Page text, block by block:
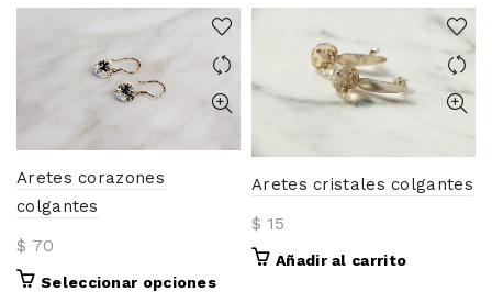
tiene
elegir
Aretes corazones
colgantes
$ 70
Seleccionar opcionesEste
Aretes cristales colgantes
$ 15
Añadir al carrito